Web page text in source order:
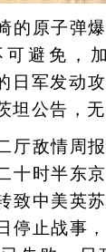
原子弹爆
可避免，
日军发动
坦公告，无
敌情周
十时半东
致中美英
停止战事